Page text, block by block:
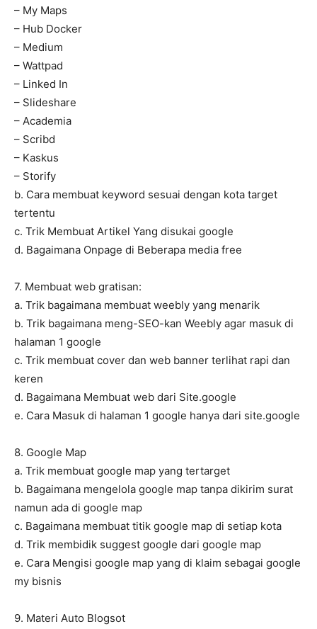
– My Maps
– Hub Docker
– Medium
– Wattpad
– Linked In
– Slideshare
– Academia
– Scribd
– Kaskus
– Storify
b. Cara membuat keyword sesuai dengan kota target
tertentu
c. Trik Membuat Artikel Yang disukai google
d. Bagaimana Onpage di Beberapa media free
7. Membuat web gratisan:
a. Trik bagaimana membuat weebly yang menarik
b. Trik bagaimana meng-SEO-kan Weebly agar masuk di
halaman 1 google
c. Trik membuat cover dan web banner terlihat rapi dan
keren
d. Bagaimana Membuat web dari Site.google
e. Cara Masuk di halaman 1 google hanya dari site.google
8. Google Map
a. Trik membuat google map yang tertarget
b. Bagaimana mengelola google map tanpa dikirim surat
namun ada di google map
c. Bagaimana membuat titik google map di setiap kota
d. Trik membidik suggest google dari google map
e. Cara Mengisi google map yang di klaim sebagai google
my bisnis
9. Materi Auto Blogsot